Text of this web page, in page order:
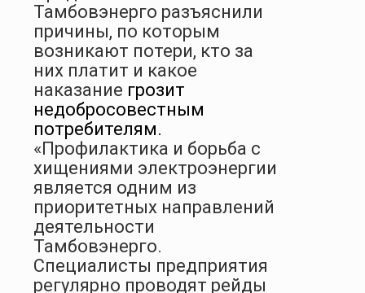
Тамбовэнерго разъяснили
причины, по которым
возникают потери, кто за
них платит и какое
наказание грозит
недобросовестным
потребителям.
«Профилактика и борьба с
хищениями электроэнергии
является одним из
приоритетных направ­лений
деятельности
Тамбовэнерго.
Специалисты предприятия
регулярно проводят рейды